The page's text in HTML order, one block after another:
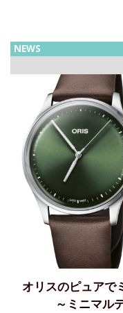
スジャパン株式会社
NEWS
オリスのピュアで
～ミニマル